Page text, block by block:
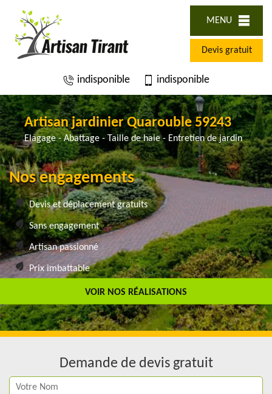
MENU
Devis gratuit
indisponible indisponible
Artisan jardinier Quarouble 59243
Elagage - Abattage - Taille de haie - Entretien de jardin
VOIR NOS RÉALISATIONS
Nos engagements
Devis et déplacement gratuits
Sans engagement
Artisan passionné
Prix imbattable
Travail de qualité
Demande de devis gratuit